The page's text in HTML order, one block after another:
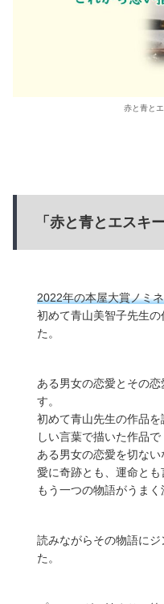
赤と青と
「赤と青とエスキ
2022年の本屋大賞ノミ
初めて青山美智子先生
た。
ある男女の恋愛とその
す。
初めて青山先生の作品
しい言葉で描いた作品で
ある男女の恋愛を切な
愛に奇跡とも、運命とも
もう一つの物語がうまく
読みながらその物語に
た。